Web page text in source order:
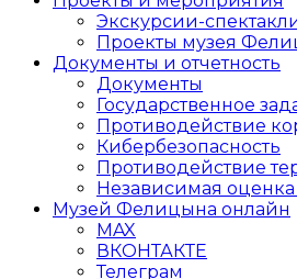
Экскурсии-
Проекты музея
Документы и отчетность
Документы
Государственное
Противодействие
Кибер­безопасность
Противодействие
Независимая оценка
Музей Фелицына онлайн
MAX
ВКОНТАКТЕ
Телеграм